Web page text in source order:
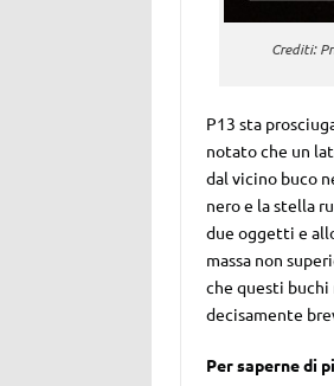
Crediti:
P13 sta
notato che un
dal vicino buco
nero e la stella
due oggetti e
massa non
che questi buchi
decisamente
Per saperne di